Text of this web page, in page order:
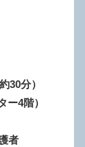
30分）
4階）
者